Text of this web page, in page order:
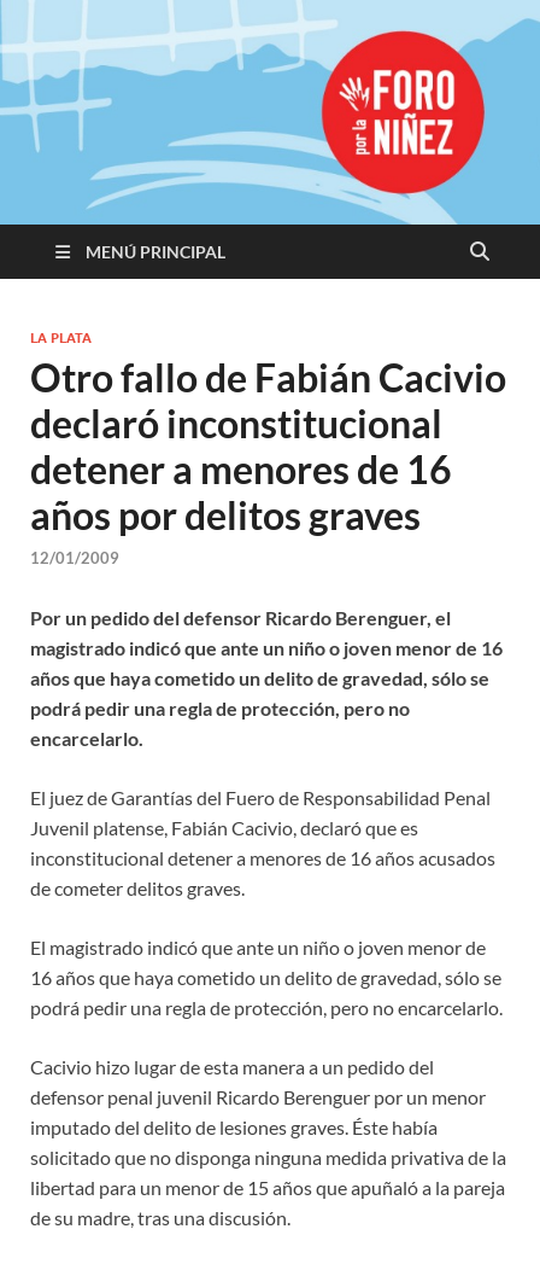
Promoviendo
Derechos,
Construimos
Igualdad
MENÚ PRINCIPAL
LA PLATA
Otro fallo de Fabián Cacivio
declaró inconstitucional
detener a menores de 16
años por delitos graves
12/01/2009
Por un pedido del defensor Ricardo Berenguer, el
magistrado indicó que ante un niño o joven menor de 16
años que haya cometido un delito de gravedad, sólo se
podrá pedir una regla de protección, pero no
encarcelarlo.
El juez de Garantías del Fuero de Responsabilidad Penal
Juvenil platense, Fabián Cacivio, declaró que es
inconstitucional detener a menores de 16 años acusados
de cometer delitos graves.
El magistrado indicó que ante un niño o joven menor de
16 años que haya cometido un delito de gravedad, sólo se
podrá pedir una regla de protección, pero no encarcelarlo.
Cacivio hizo lugar de esta manera a un pedido del
defensor penal juvenil Ricardo Berenguer por un menor
imputado del delito de lesiones graves. Éste había
solicitado que no disponga ninguna medida privativa de la
libertad para un menor de 15 años que apuñaló a la pareja
de su madre, tras una discusión.